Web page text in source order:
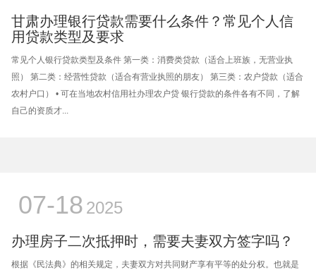
甘肃办理银行贷款需要什么条件？常见个人信
用贷款类型及要求
常见个人银行贷款类型及条件 第一类：消费类贷款（适合上班族，无营业执
照） 第二类：经营性贷款（适合有营业执照的朋友） 第三类：农户贷款（适合
农村户口） • 可在当地农村信用社办理农户贷 银行贷款的条件各有不同，了解
自己的资质才...
07-18 2025
办理房子二次抵押时，需要夫妻双方签字吗？
根据《民法典》的相关规定，夫妻双方对共同财产享有平等的处分权。也就是